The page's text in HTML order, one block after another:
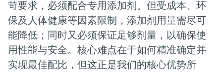
苛要求，必须配合专用添加剂。但受成本、环
保及人体健康等因素限制，添加剂用量需尽可
能降低；同时又必须保证足够剂量，以确保使
用性能与安全。核心难点在于如何精准确定并
实现最佳配比，但这正是我们的核心优势所